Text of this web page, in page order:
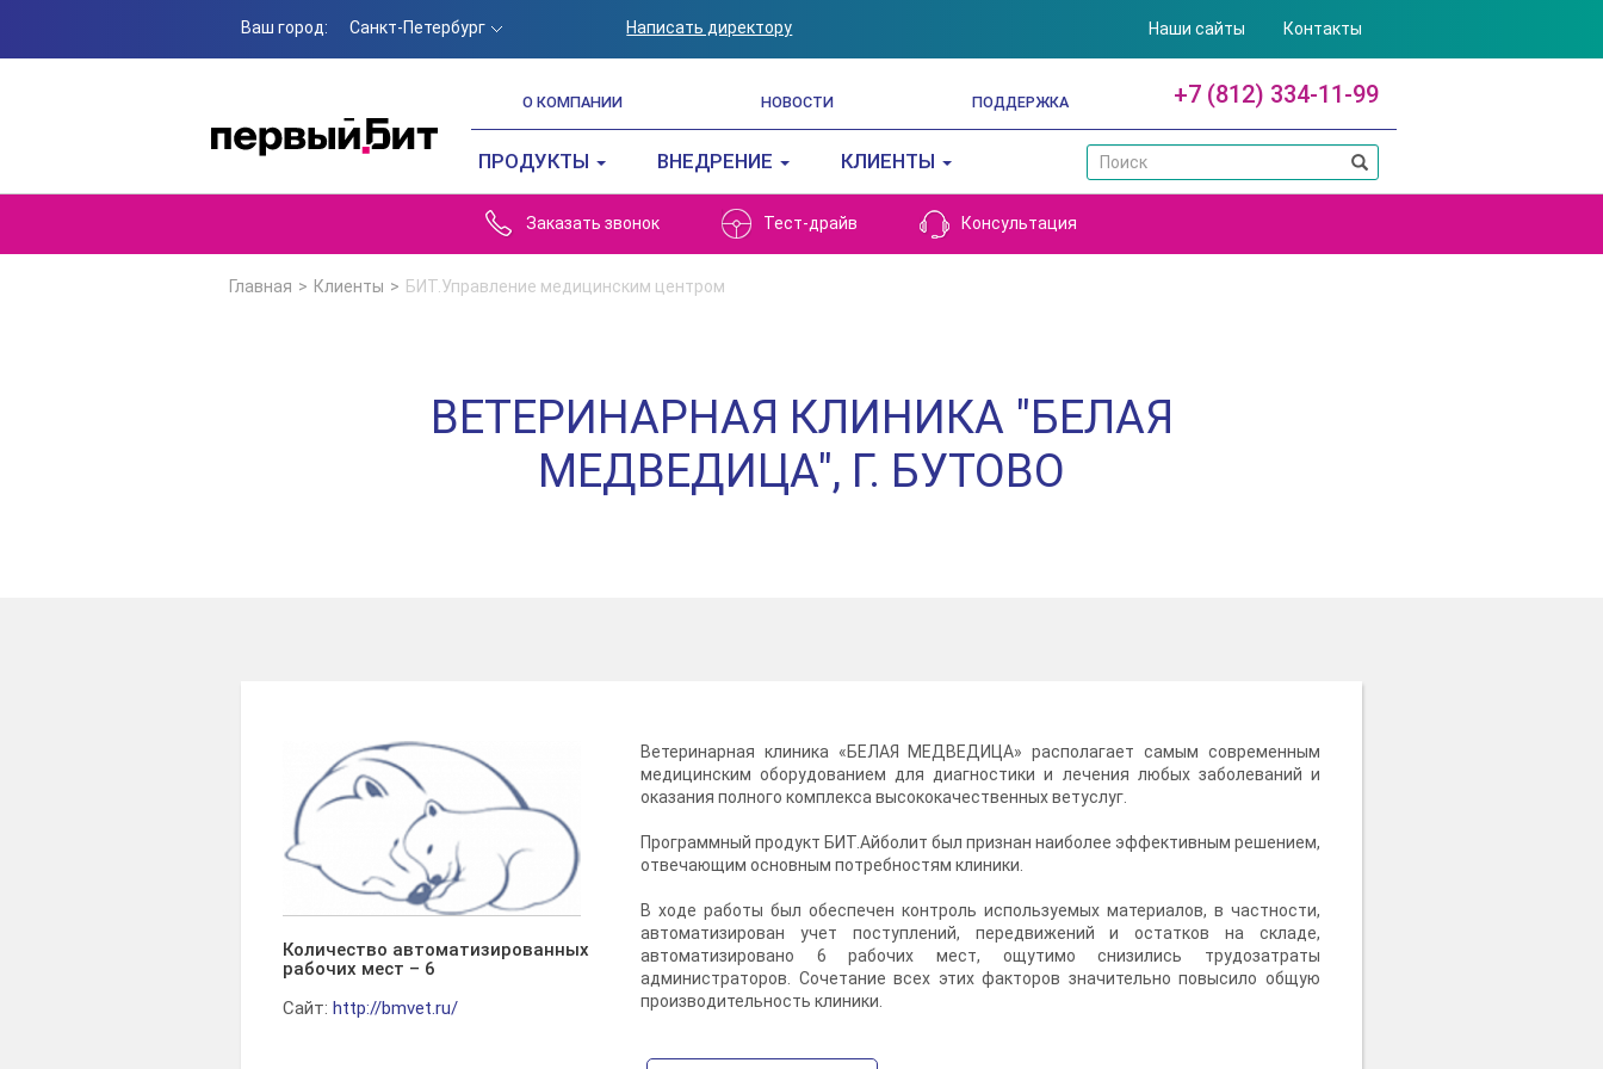
Ваш город: Санкт-Петербург Написать директору Наши сайты Контакты
О КОМПАНИИ НОВОСТИ ПОДДЕРЖКА +7 (812) 334-11-99
ПРОДУКТЫ ВНЕДРЕНИЕ КЛИЕНТЫ
Заказать звонок Тест-драйв Консультация
Главная Клиенты БИТ.Управление медицинским центром
ВЕТЕРИНАРНАЯ КЛИНИКА "БЕЛАЯ
МЕДВЕДИЦА", Г. БУТОВО
Количество автоматизированных
рабочих мест – 6
Сайт: http://bmvet.ru/
Ветеринарная клиника «БЕЛАЯ МЕДВЕДИЦА» располагает самым современным
медицинским оборудованием для диагностики и лечения любых заболеваний и
оказания полного комплекса высококачественных ветуслуг.
Программный продукт БИТ.Айболит был признан наиболее эффективным решением,
отвечающим основным потребностям клиники.
В ходе работы был обеспечен контроль используемых материалов, в частности,
автоматизирован учет поступлений, передвижений и остатков на складе,
автоматизировано 6 рабочих мест, ощутимо снизились трудозатраты
администраторов. Сочетание всех этих факторов значительно повысило общую
производительность клиники.